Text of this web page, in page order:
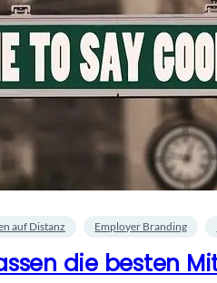
auf Distanz Employer Branding
die besten